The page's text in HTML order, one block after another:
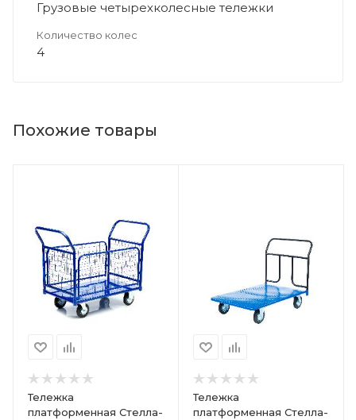
Грузовые четырехколесные тележки
Количество колес
4
Похожие товары
Тележка
платформенная Стелла-
Тележка
платформенная Стелла-